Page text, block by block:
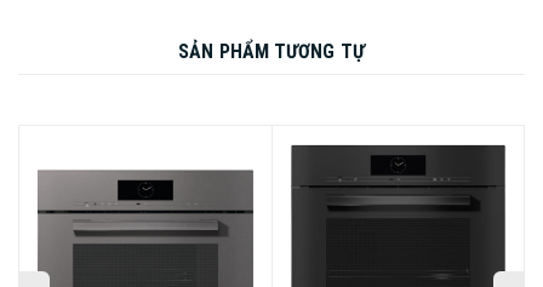
bộ phận tạo hơi nước nằm bên ngoài khoang lò, công suất
mạnh mẽ với sự sắp xếp, căn chỉnh đặc biệt của hai vòi
phun hơi nước DualSteam. Thời gian làm nóng và nấu
SẢN PHẨM TƯƠNG TỰ